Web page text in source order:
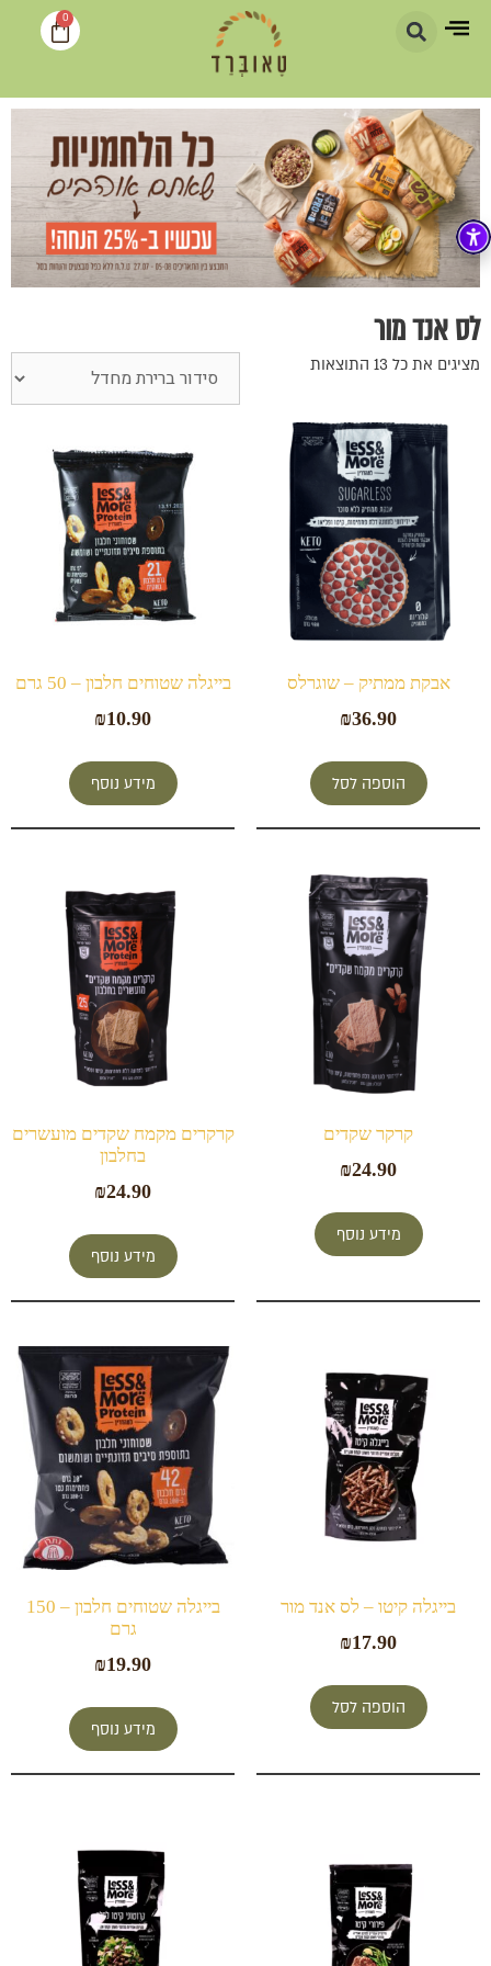
0
לס אנד מור
מציגים את כל ⁦13⁩ התוצאות
אבקת ממתיק – שוגרלס
₪36.90
הוספה לסל
בייגלה שטוחים חלבון – 50 גרם
₪10.90
מידע נוסף
קרקר שקדים
₪24.90
מידע נוסף
קרקרים מקמח שקדים מועשרים
בחלבון
₪24.90
מידע נוסף
בייגלה קיטו – לס אנד מור
₪17.90
הוספה לסל
בייגלה שטוחים חלבון – 150
גרם
₪19.90
מידע נוסף